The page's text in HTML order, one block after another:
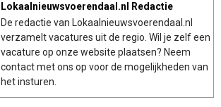
Lokaalnieuwsvoerendaal.nl Redactie
De redactie van Lokaalnieuwsvoerendaal.nl
verzamelt vacatures uit de regio. Wil je zelf een
vacature op onze website plaatsen? Neem
contact met ons op voor de mogelijkheden van
het insturen.